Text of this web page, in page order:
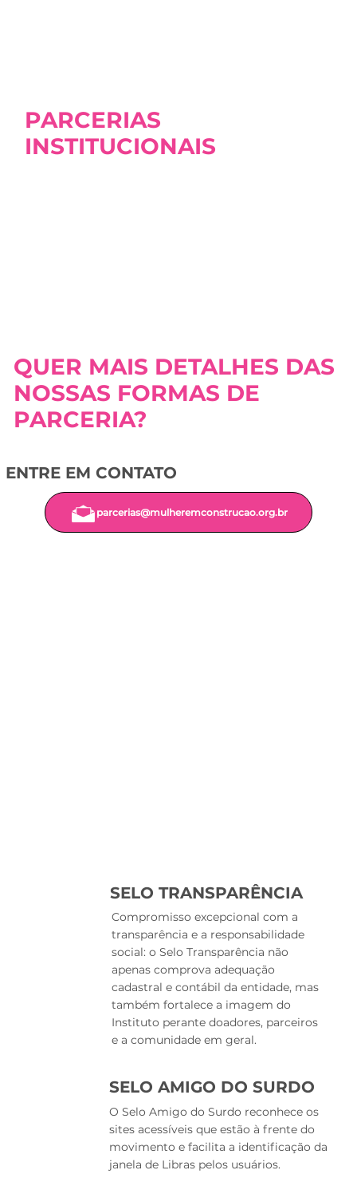
PARCERIAS
INSTITUCIONAIS
QUER MAIS DETALHES DAS
NOSSAS FORMAS DE
PARCERIA?
ENTRE EM CONTATO
parcerias@mulheremconstrucao.org.br
SELO TRANSPARÊNCIA
Compromisso excepcional com a
transparência e a responsabilidade
social: o Selo Transparência não
apenas comprova adequação
cadastral e contábil da entidade, mas
também fortalece a imagem do
Instituto perante doadores, parceiros
e a comunidade em geral.
SELO AMIGO DO SURDO
O Selo Amigo do Surdo reconhece os
sites acessíveis que estão à frente do
movimento e facilita a identificação da
janela de Libras pelos usuários.